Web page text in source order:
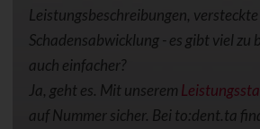
Leistungsbeschreibungen,
Schadensabwicklung - es gibt viel zu
auch einfacher?
Ja, geht es. Mit unserem
auf Nummer sicher. Bei to:dent.ta